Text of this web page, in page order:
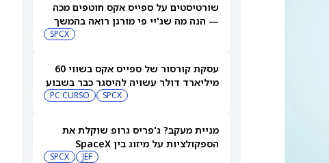
שורטיסטים על ספייס אקס חוטפים מכה
— הנה מה שג'יי פי מורגן רואה בהמשך
SPCX
עסקת קורסור של ספייס אקס בשווי 60
מיליארד דולר עשויה להיסגר כבר בשבוע
SPCX
PC:CURSO
מניית מעקב? ג'פריס גרופ שוקלת את
הספקולציות על מיזוג בין SpaceX
JEF
SPCX